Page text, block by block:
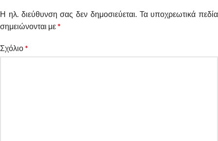
Η ηλ. διεύθυνση σας δεν δημοσιεύεται. Τα υποχρεωτικά πεδία
σημειώνονται με*
Σχόλιο*
Alternative: